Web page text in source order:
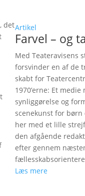
detArtikel
Farvel – og
Med Teateravisens
forsvinder en af de
skabt for
1970’erne: Et
synliggørelse og
scenekunst for børn
her med et lille
den afgående
efter gennem
Læs mere